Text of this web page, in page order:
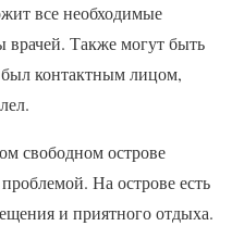
все необходимые
врачей. Также могут быть
контактным лицом,
свободном острове
На острове есть
и приятного отдыха.